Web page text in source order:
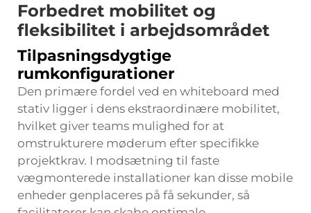
Forbedret mobilitet og
fleksibilitet i arbejdsområdet
Tilpasningsdygtige
rumkonfigurationer
Den primære fordel ved en whiteboard med
stativ ligger i dens ekstraordinære mobilitet,
hvilket giver teams mulighed for at
omstrukturere møderum efter specifikke
projektkrav. I modsætning til faste
vægmonterede installationer kan disse mobile
enheder genplaceres på få sekunder, så